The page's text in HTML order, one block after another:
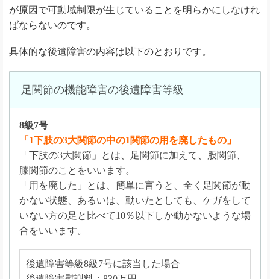
が原因で可動域制限が生じていることを明らかにしなけれ
ばならないのです。
具体的な後遺障害の内容は以下のとおりです。
足関節の機能障害の後遺障害等級
8級7号
「1下肢の3大関節の中の1関節の用を廃したもの」
「下肢の3大関節」とは、足関節に加えて、股関節、
膝関節のことをいいます。
「用を廃した」とは、簡単に言うと、全く足関節が動
かない状態、あるいは、動いたとしても、ケガをして
いない方の足と比べて10％以下しか動かないような場
合をいいます。
後遺障害等級8級7号に該当した場合